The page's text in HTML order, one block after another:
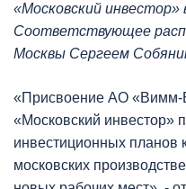
«Московский
Соответствующее
Москвы Сергеем
«Присвоение АО «Вимм-
«Московский инвестор»
инвестиционных планов
московских